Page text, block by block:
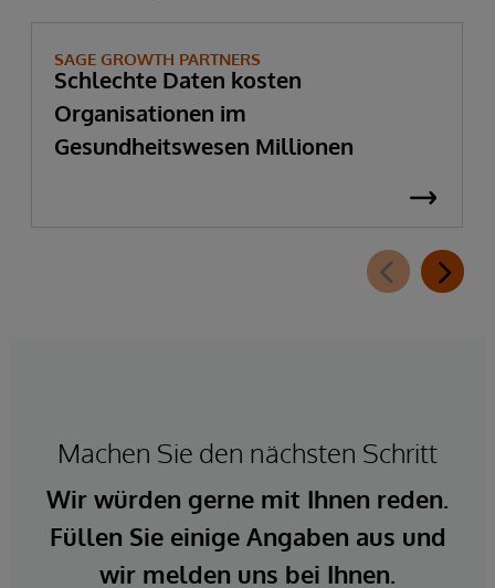
SAGE GROWTH PARTNERS
Schlechte Daten kosten
Organisationen im
Gesundheitswesen Millionen
Machen Sie den nächsten Schritt
Wir würden gerne mit Ihnen reden.
Füllen Sie einige Angaben aus und
wir melden uns bei Ihnen.